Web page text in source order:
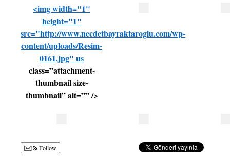
<img width="1"
height="1"
src="http://www.necdetbayraktaroglu.com/wp-
content/uploads/Resim-
0161.jpg" us
class=”attachment-
thumbnail size-
thumbnail” alt=”” />
Follow